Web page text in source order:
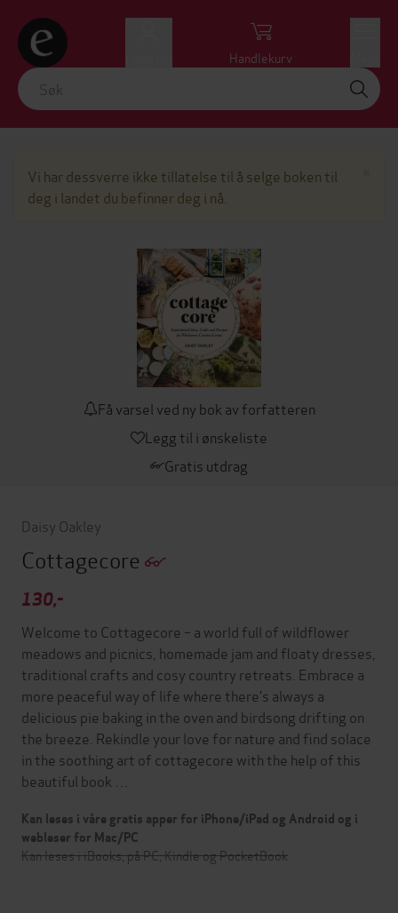
Handlekurv
Vi har dessverre ikke tillatelse til å selge boken til
deg i landet du befinner deg i nå.
Få varsel ved ny bok av forfatteren
Legg til i ønskeliste
Gratis utdrag
Daisy Oakley
Cottagecore
130,-
Welcome to Cottagecore – a world full of wildflower
meadows and picnics, homemade jam and floaty dresses,
traditional crafts and cosy country retreats. Embrace a
more peaceful way of life where there’s always a
delicious pie baking in the oven and birdsong drifting on
the breeze. Rekindle your love for nature and find solace
in the soothing art of cottagecore with the help of this
beautiful book …
Kan leses i våre gratis apper for iPhone/iPad og Android og i
webleser for Mac/PC
Kan leses i iBooks, på PC, Kindle og PocketBook